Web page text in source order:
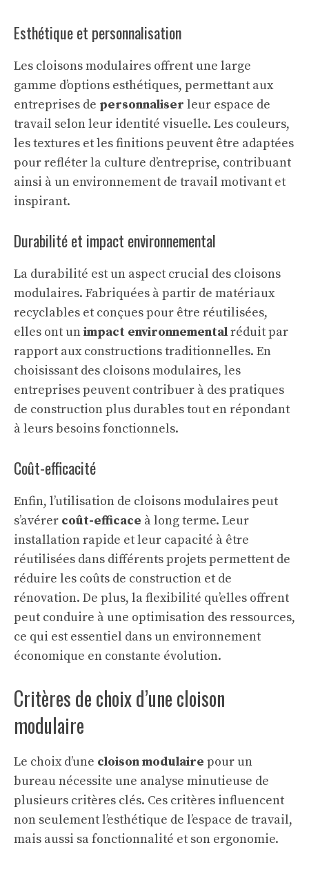
Esthétique et personnalisation
Les cloisons modulaires offrent une large
gamme d’options esthétiques, permettant aux
entreprises de personnaliser leur espace de
travail selon leur identité visuelle. Les couleurs,
les textures et les finitions peuvent être adaptées
pour refléter la culture d’entreprise, contribuant
ainsi à un environnement de travail motivant et
inspirant.
Durabilité et impact environnemental
La durabilité est un aspect crucial des cloisons
modulaires. Fabriquées à partir de matériaux
recyclables et conçues pour être réutilisées,
elles ont unimpact environnementalréduit par
rapport aux constructions traditionnelles. En
choisissant des cloisons modulaires, les
entreprises peuvent contribuer à des pratiques
de construction plus durables tout en répondant
à leurs besoins fonctionnels.
Coût-efficacité
Enfin, l’utilisation de cloisons modulaires peut
s’avérer coût-efficace à long terme. Leur
installation rapide et leur capacité à être
réutilisées dans différents projets permettent de
réduire les coûts de construction et de
rénovation. De plus, la flexibilité qu’elles offrent
peut conduire à une optimisation des ressources,
ce qui est essentiel dans un environnement
économique en constante évolution.
Critères de choix d’une cloison
modulaire
Le choix d’une cloison modulaire pour un
bureau nécessite une analyse minutieuse de
plusieurs critères clés. Ces critères influencent
non seulement l’esthétique de l’espace de travail,
mais aussi sa fonctionnalité et son ergonomie.